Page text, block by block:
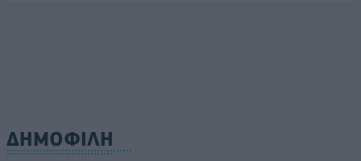
ΔΗΜΟΦΙΛΗ